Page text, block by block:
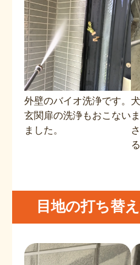
外壁のバイオ洗浄です。
玄関扉の洗浄もおこない
ました。
目地の打ち替